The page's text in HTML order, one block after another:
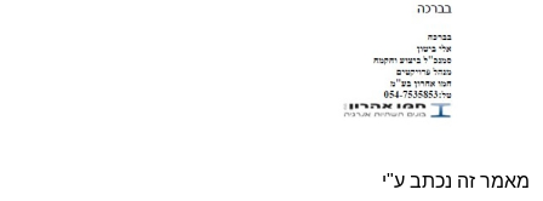
מאמר זה נכתב ע"י